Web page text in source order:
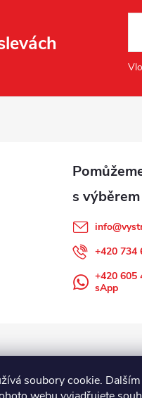
soubory cookie. Dalším
info@
+420 734
+420 605
sApp